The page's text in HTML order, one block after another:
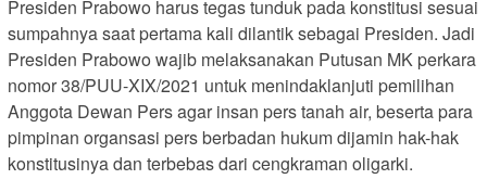
Presiden Prabowo harus tegas tunduk pada konstitusi sesuai
sumpahnya saat pertama kali dilantik sebagai Presiden. Jadi
Presiden Prabowo wajib melaksanakan Putusan MK perkara
nomor 38/PUU-XIX/2021 untuk menindaklanjuti pemilihan
Anggota Dewan Pers agar insan pers tanah air, beserta para
pimpinan organsasi pers berbadan hukum dijamin hak-hak
konstitusinya dan terbebas dari cengkraman oligarki.